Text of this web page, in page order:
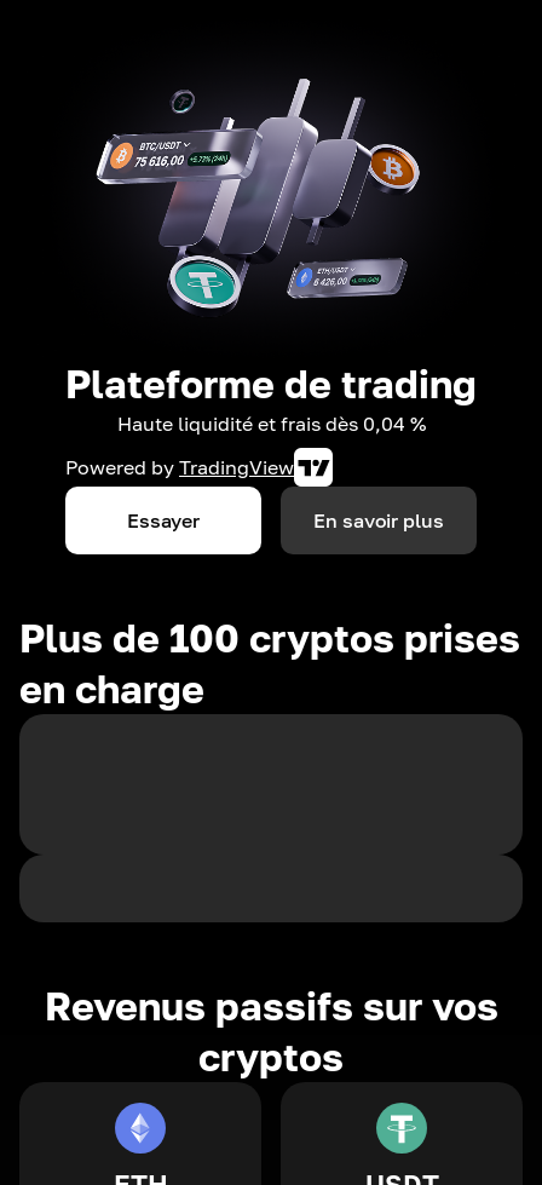
Plateforme de trading
Haute liquidité et frais dès 0,04 %
Powered by TradingView
Essayer En savoir plus
Plus de 100 cryptos prises
en charge
Revenus passifs sur vos
cryptos